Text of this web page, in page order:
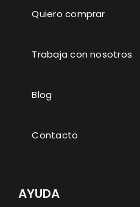
Quiero comprar
Trabaja con nosotros
Blog
Contacto
AYUDA